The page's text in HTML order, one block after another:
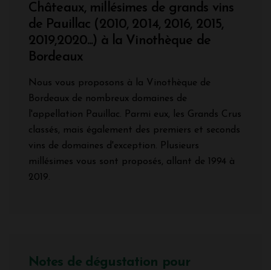
Châteaux, millésimes de grands vins
de Pauillac (2010, 2014, 2016, 2015,
2019,2020...) à la Vinothèque de
Bordeaux
Nous vous proposons à la Vinothèque de
Bordeaux de nombreux domaines de
l'appellation Pauillac. Parmi eux, les Grands Crus
classés, mais également des premiers et seconds
vins de domaines d'exception. Plusieurs
millésimes vous sont proposés, allant de 1994 à
2019.
Notes de dégustation pour